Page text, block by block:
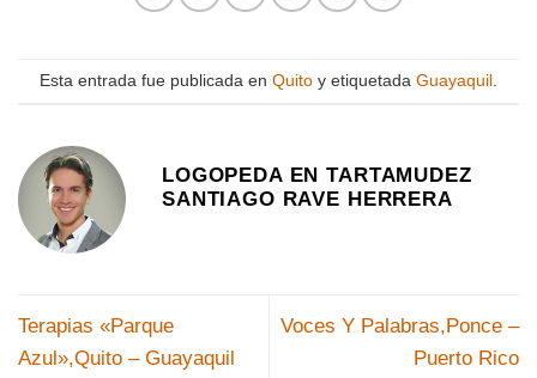
Esta entrada fue publicada en Quito y etiquetada Guayaquil .
LOGOPEDA EN TARTAMUDEZ
SANTIAGO RAVE HERRERA
Terapias «Parque
Azul»,Quito – Guayaquil
Voces Y Palabras,Ponce –
Puerto Rico